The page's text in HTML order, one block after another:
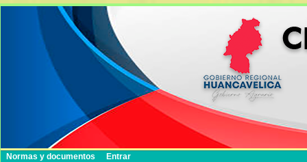
Normas y documentos Entrar